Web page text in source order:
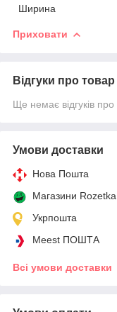
Ширина
Приховати
Відгуки про товар
Ще немає відгуків
Умови доставки
Нова Пошта
Магазини Rozetka
Укрпошта
Meest ПОШТА
Всі умови доставки